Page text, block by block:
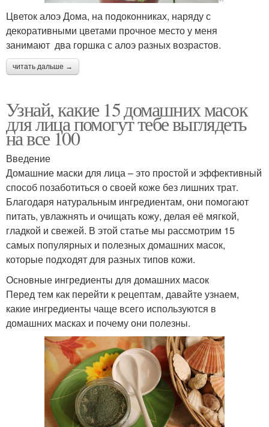
Цветок алоэ Дома, на подоконниках, наряду с
декоративными цветами прочное место у меня
занимают два горшка с алоэ разных возрастов.
читать дальше →
Узнай, какие 15 домашних масок
для лица помогут тебе выглядеть
на все 100
Введение
Домашние маски для лица – это простой и эффективный
способ позаботиться о своей коже без лишних трат.
Благодаря натуральным ингредиентам, они помогают
питать, увлажнять и очищать кожу, делая её мягкой,
гладкой и свежей. В этой статье мы рассмотрим 15
самых популярных и полезных домашних масок,
которые подходят для разных типов кожи.
Основные ингредиенты для домашних масок
Перед тем как перейти к рецептам, давайте узнаем,
какие ингредиенты чаще всего используются в
домашних масках и почему они полезны.